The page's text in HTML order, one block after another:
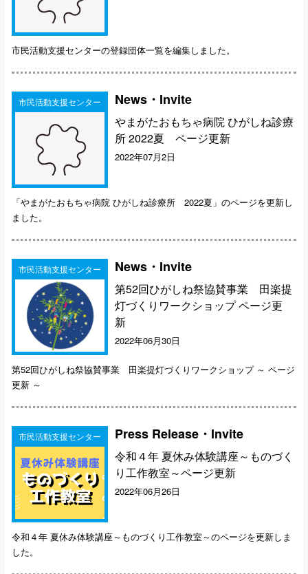
市民活動支援センターの登録団体一覧を編集しました。
市民活動支援センター News・Invite
やまがたおもちゃ病院 ひがしね診療
所 2022夏 ページ更新
2022年07月2日
「やまがたおもちゃ病院 ひがしね診療所 2022夏」のページを更新し
ました。
市民活動支援センター News・Invite
第52回ひがしね祭協賛事業 田楽提
灯づくりワークショップ ページ更
新
2022年06月30日
第52回ひがしね祭協賛事業 田楽提灯づくりワークショップ ～ ページ
更新 ～
市民活動支援センター Press Release・Invite
令和４年 夏休み体験講座～ものづく
り工作教室～ページ更新
2022年06月26日
令和４年 夏休み体験講座～ものづくり工作教室～のページを更新しま
した。